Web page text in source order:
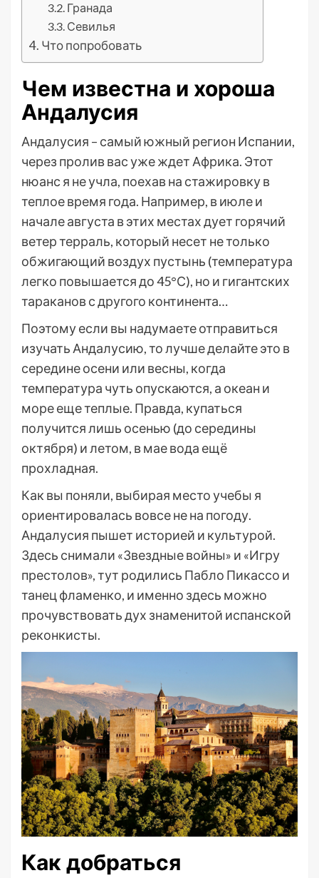
Гранада
Севилья
Что попробовать
Чем известна и хороша
Андалусия
Андалусия – самый южный регион Испании,
через пролив вас уже ждет Африка. Этот
нюанс я не учла, поехав на стажировку в
теплое время года. Например, в июле и
начале августа в этих местах дует горячий
ветер терраль, который несет не только
обжигающий воздух пустынь (температура
легко повышается до 45°С), но и гигантских
тараканов с другого континента…
Поэтому если вы надумаете отправиться
изучать Андалусию, то лучше делайте это в
середине осени или весны, когда
температура чуть опускаются, а океан и
море еще теплые. Правда, купаться
получится лишь осенью (до середины
октября) и летом, в мае вода ещё
прохладная.
Как вы поняли, выбирая место учебы я
ориентировалась вовсе не на погоду.
Андалусия пышет историей и культурой.
Здесь снимали «Звездные войны» и «Игру
престолов», тут родились Пабло Пикассо и
танец фламенко, и именно здесь можно
прочувствовать дух знаменитой испанской
реконкисты.
Как добраться